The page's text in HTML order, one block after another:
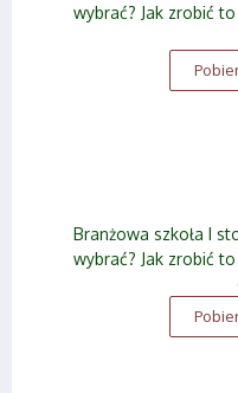
wybrać? Jak zrobić
Branżowa szkoła I
wybrać? Jak zrobić